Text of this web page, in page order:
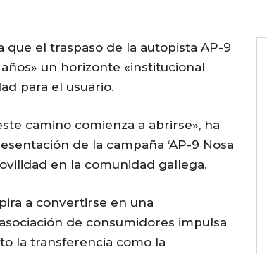
que el traspaso de la autopista AP-9
un horizonte «institucional
para el usuario.
camino comienza a abrirse», ha
de la campaña ‘AP-9 Nosa
en la comunidad gallega.
a convertirse en una
de consumidores impulsa
la transferencia como la